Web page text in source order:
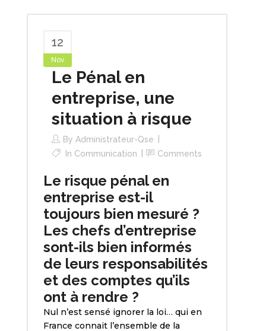
12
Nov
Le Pénal en
entreprise, une
situation à risque
By Administrateur-Qse
In Communication Comments
Le risque pénal en
entreprise est-il
toujours bien mesuré ?
Les chefs d’entreprise
sont-ils bien informés
de leurs responsabilités
et des comptes qu’ils
ont à rendre ?
Nul n’est sensé ignorer la loi… qui en
France connait l’ensemble de la